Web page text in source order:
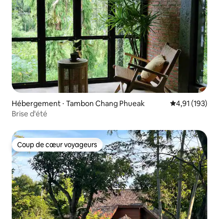
Hébergement ⋅ Tambon Chang Phueak Évaluation
4,91 (193)
Brise d'été
Coup de cœur voyageurs
Coup de cœur voyageurs